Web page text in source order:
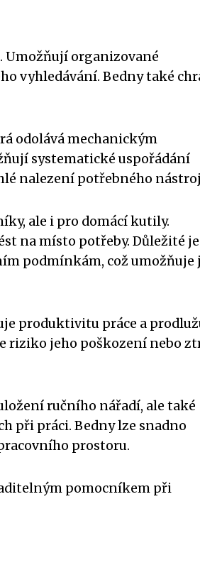
Umožňují organizované
vyhledávání. Bedny také
odolává mechanickým
systematické uspořádání
nalezení potřebného
ale i pro domácí kutily.
na místo potřeby. Důležité
podmínkám, což umožňuje
produktivitu práce a
riziko jeho poškození nebo
ručního nářadí, ale také
při práci. Bedny lze snadno
prostoru.
pomocníkem při